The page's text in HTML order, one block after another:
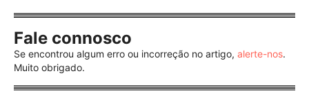
Fale connosco
Se encontrou algum erro ou incorreção no artigo, alerte-nos.
Muito obrigado.